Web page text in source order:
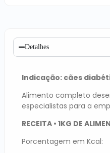
Detalhes
Indicação: cães
Alimento completo
especialistas para a
RECEITA • 1KG DE
Porcentagem em Kcal: